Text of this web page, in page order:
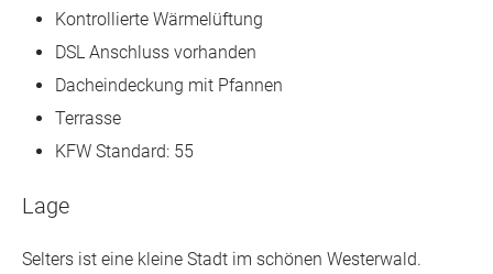
Kontrollierte Wärmelüftung
DSL Anschluss vorhanden
Dacheindeckung mit Pfannen
Terrasse
KFW Standard: 55
Lage
Selters ist eine kleine Stadt im schönen Westerwald.